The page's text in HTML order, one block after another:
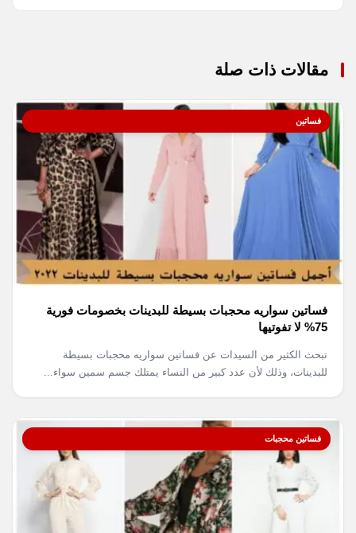
مقالات ذات صلة
فساتين
فساتين سواريه محجبات بسيطة للبدينات بخصومات فورية
75% لا تفوتيها
تبحث الكثير من السيدات عن فساتين سواريه محجبات بسيطة
للبدينات، وذلك لأن عدد كبير من النساء يمتلك جسم سمين سواء...
فساتين محجبات